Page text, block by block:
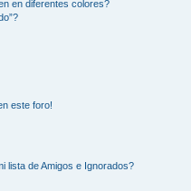
en diferentes colores?
este foro!
lista de Amigos e Ignorados?